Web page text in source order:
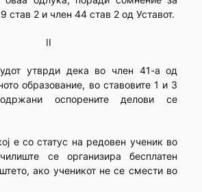
став 2 и член 44 став 2 од Уставот.
II
утврди дека во член 41-а од
образование, во ставовите 1 и 3
оспорените делови се
е со статус на редовен ученик во
се организира бесплатен
ако ученикот не се смести во